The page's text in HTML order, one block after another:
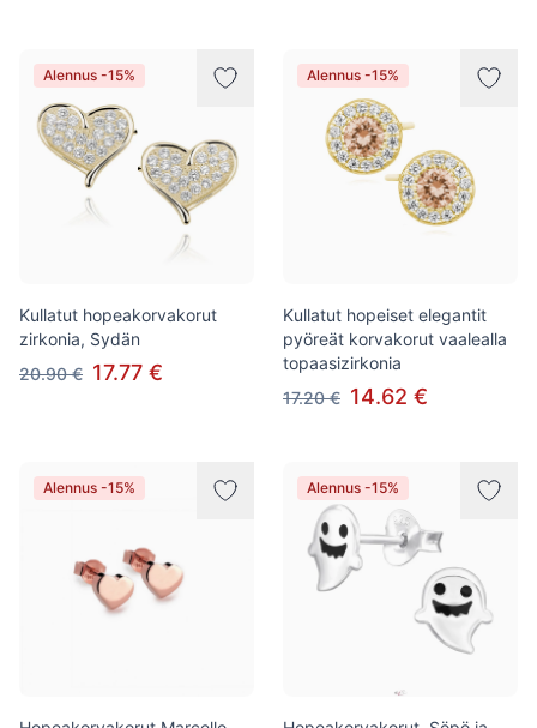
Alennus -15%
Kullatut hopeakorvakorut
zirkonia, Sydän
20.90 € 17.77 €
Alennus -15%
Kullatut hopeiset elegantit
pyöreät korvakorut vaalealla
topaasizirkonia
17.20 € 14.62 €
Alennus -15% Alennus -15%